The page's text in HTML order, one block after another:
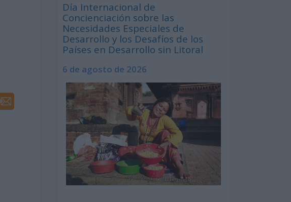
Día Internacional de
Concienciación sobre las
Necesidades Especiales de
Desarrollo y los Desafíos de los
Países en Desarrollo sin Litoral
6 de agosto de 2026